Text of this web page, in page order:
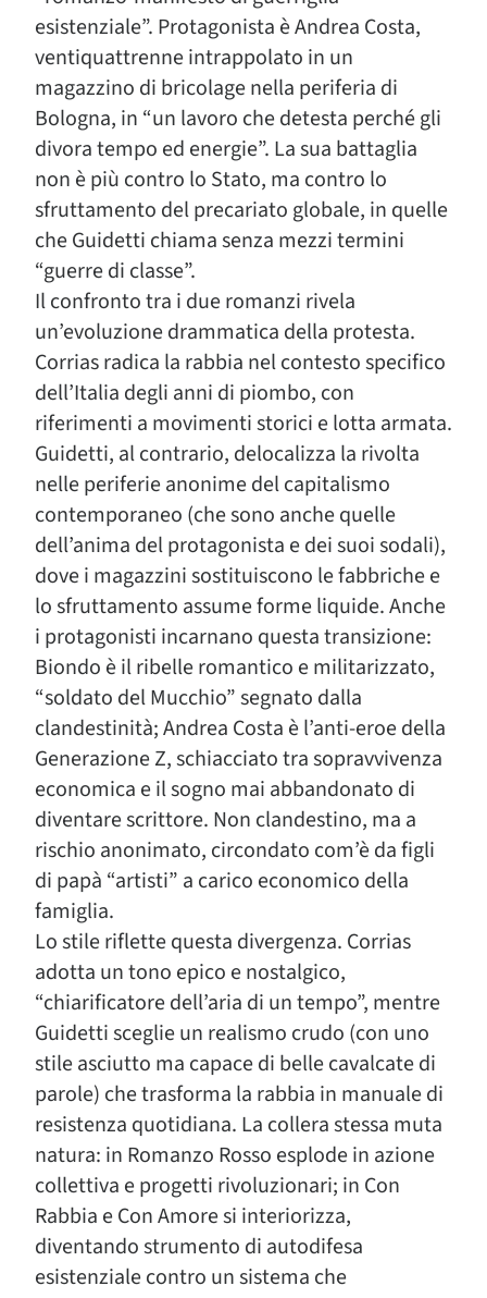
esistenziale”. Protagonista è Andrea Costa,
ventiquattrenne intrappolato in un
magazzino di bricolage nella periferia di
Bologna, in “un lavoro che detesta perché gli
divora tempo ed energie”. La sua battaglia
non è più contro lo Stato, ma contro lo
sfruttamento del precariato globale, in quelle
che Guidetti chiama senza mezzi termini
“guerre di classe”.
Il confronto tra i due romanzi rivela
un’evoluzione drammatica della protesta.
Corrias radica la rabbia nel contesto specifico
dell’Italia degli anni di piombo, con
riferimenti a movimenti storici e lotta armata.
Guidetti, al contrario, delocalizza la rivolta
nelle periferie anonime del capitalismo
contemporaneo (che sono anche quelle
dell’anima del protagonista e dei suoi sodali),
dove i magazzini sostituiscono le fabbriche e
lo sfruttamento assume forme liquide. Anche
i protagonisti incarnano questa transizione:
Biondo è il ribelle romantico e militarizzato,
“soldato del Mucchio” segnato dalla
clandestinità; Andrea Costa è l’anti-eroe della
Generazione Z, schiacciato tra sopravvivenza
economica e il sogno mai abbandonato di
diventare scrittore. Non clandestino, ma a
rischio anonimato, circondato com’è da figli
di papà “artisti” a carico economico della
famiglia.
Lo stile riflette questa divergenza. Corrias
adotta un tono epico e nostalgico,
“chiarificatore dell’aria di un tempo”, mentre
Guidetti sceglie un realismo crudo (con uno
stile asciutto ma capace di belle cavalcate di
parole) che trasforma la rabbia in manuale di
resistenza quotidiana. La collera stessa muta
natura: in Romanzo Rosso esplode in azione
collettiva e progetti rivoluzionari; in Con
Rabbia e Con Amore si interiorizza,
diventando strumento di autodifesa
esistenziale contro un sistema che